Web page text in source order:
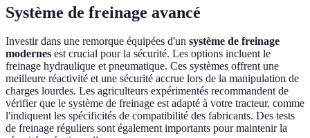
Système de freinage avancé
Investir dans une remorque équipées d'un système de freinage
modernes est crucial pour la sécurité. Les options incluent le
freinage hydraulique et pneumatique. Ces systèmes offrent une
meilleure réactivité et une sécurité accrue lors de la manipulation de
charges lourdes. Les agriculteurs expérimentés recommandent de
vérifier que le système de freinage est adapté à votre tracteur, comme
l'indiquent les spécificités de compatibilité des fabricants. Des tests
de freinage réguliers sont également importants pour maintenir la